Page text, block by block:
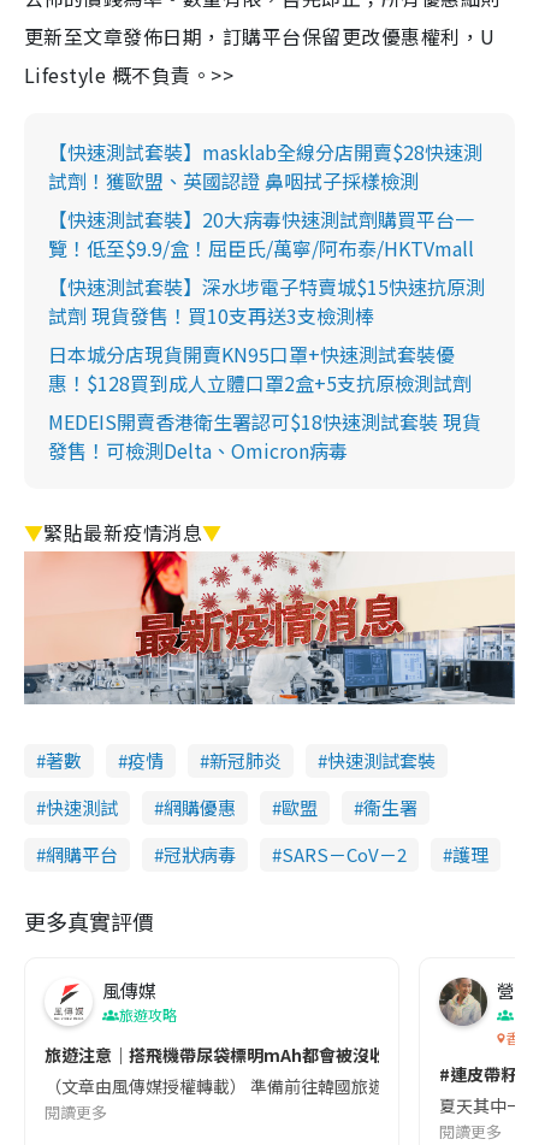
更新至文章發佈日期，訂購平台保留更改優惠權利，U
Lifestyle 概不負責。>>
【快速測試套裝】masklab全線分店開賣$28快速測
試劑！獲歐盟、英國認證 鼻咽拭子採樣檢測
【快速測試套裝】20大病毒快速測試劑購買平台一
覽！低至$9.9/盒！屈臣氏/萬寧/阿布泰/HKTVmall
【快速測試套裝】深水埗電子特賣城$15快速抗原測
試劑 現貨發售！買10支再送3支檢測棒
日本城分店現貨開賣KN95口罩+快速測試套裝優
惠！$128買到成人立體口罩2盒+5支抗原檢測試劑
MEDEIS開賣香港衛生署認可$18快速測試套裝 現貨
發售！可檢測Delta、Omicron病毒
▼緊貼最新疫情消息▼
著數 疫情 新冠肺炎
快速測試套裝
快速測試
網購優惠 歐盟
衞生署
網購平台
冠狀病毒 SARS－CoV－2 護理
更多真實評價
風傳媒
旅遊攻略
旅遊注意｜搭飛機帶尿袋標明mAh都會被沒收😱出發前切記檢查
（文章由風傳媒授權轉載） 準備前往韓國旅遊的民眾，近期要
閱讀更多
營養
香港
#連皮帶籽
夏天其中一
閱讀更多